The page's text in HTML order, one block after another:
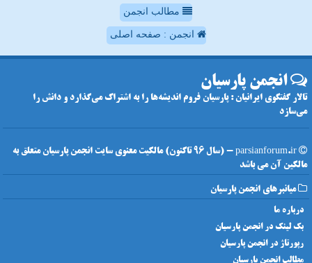
مطالب انجمن
انجمن : صفحه اصلی
انجمن پارسیان
تالار گفتگوی ایرانیان : پارسیان فروم اندیشه‌ها را به اشتراک می‌گذارد و دانش را
می‌سازد
parsianforum.ir - (سال 96 تاکنون) مالکیت معنوی سایت انجمن پارسیان متعلق به
مالکین آن می باشد
میانبرهای انجمن پارسیان
درباره ما
بک لینک در انجمن پارسیان
رپورتاژ در انجمن پارسیان
مطالب انجمن پارسیان